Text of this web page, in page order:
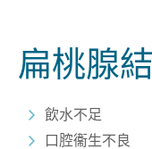
扁桃腺
飲水不足
口腔衞生不良